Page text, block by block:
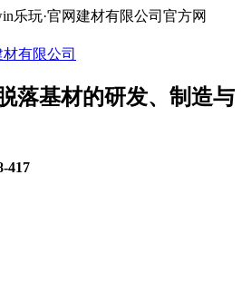
乐玩·官网建材有限公司官方网
落基材的研发、制造与
417